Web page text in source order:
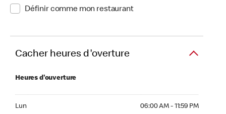
Définir comme mon restaurant
Cacher heures d'overture
Heures d'ouverture
Lun 06:00 AM - 11:59 PM